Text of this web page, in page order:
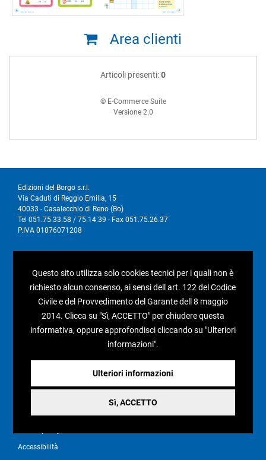
Area clienti
Articoli presenti:0
© E-Commerce Suite
Versione 2.0
Edizioni del Borgo s.r.l.
Via Caduti di Reggio Emilia, 15
40033 - Casalecchio di Reno (Bo)
Tel 051.75.33.58 / 75.14.39 - Fax 051.75.26.37
P.IVA 01876071208
Condizioni generali di vendita
Resi e rimborsi
Accessibilità
Questo sito utilizza solo cookies tecnici per i quali non è
richiesto alcun consenso, ai sensi dell art. 122 del Codice
Civile e del Provvedimento del Garante dell 8 maggio
2014. Clicca su "Sì, ACCETTO" per chiudere questa
informativa, oppure approfondisci cliccando su "Ulteriori
informazioni".
Ulteriori informazioni
Sì, ACCETTO